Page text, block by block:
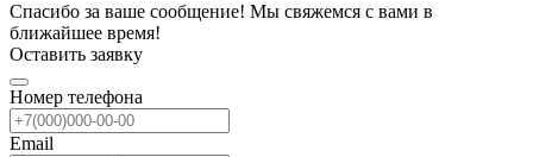
Спасибо за ваше сообщение! Мы свяжемся с вами в
ближайшее время!
Оставить заявку
Номер телефона
Email